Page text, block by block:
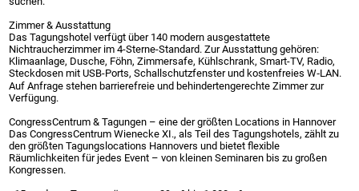
Zimmer & Ausstattung
Das Tagungshotel verfügt über 140 modern ausgestattete
Nichtraucherzimmer im 4-Sterne-Standard. Zur Ausstattung gehören:
Klimaanlage, Dusche, Föhn, Zimmersafe, Kühlschrank, Smart-TV, Radio,
Steckdosen mit USB-Ports, Schallschutzfenster und kostenfreies W‑LAN.
Auf Anfrage stehen barrierefreie und behindertengerechte Zimmer zur
Verfügung.
CongressCentrum & Tagungen – eine der größten Locations in Hannover
Das CongressCentrum Wienecke XI., als Teil des Tagungshotels, zählt zu
den größten Tagungslocations Hannovers und bietet flexible
Räumlichkeiten für jedes Event – von kleinen Seminaren bis zu großen
Kongressen.